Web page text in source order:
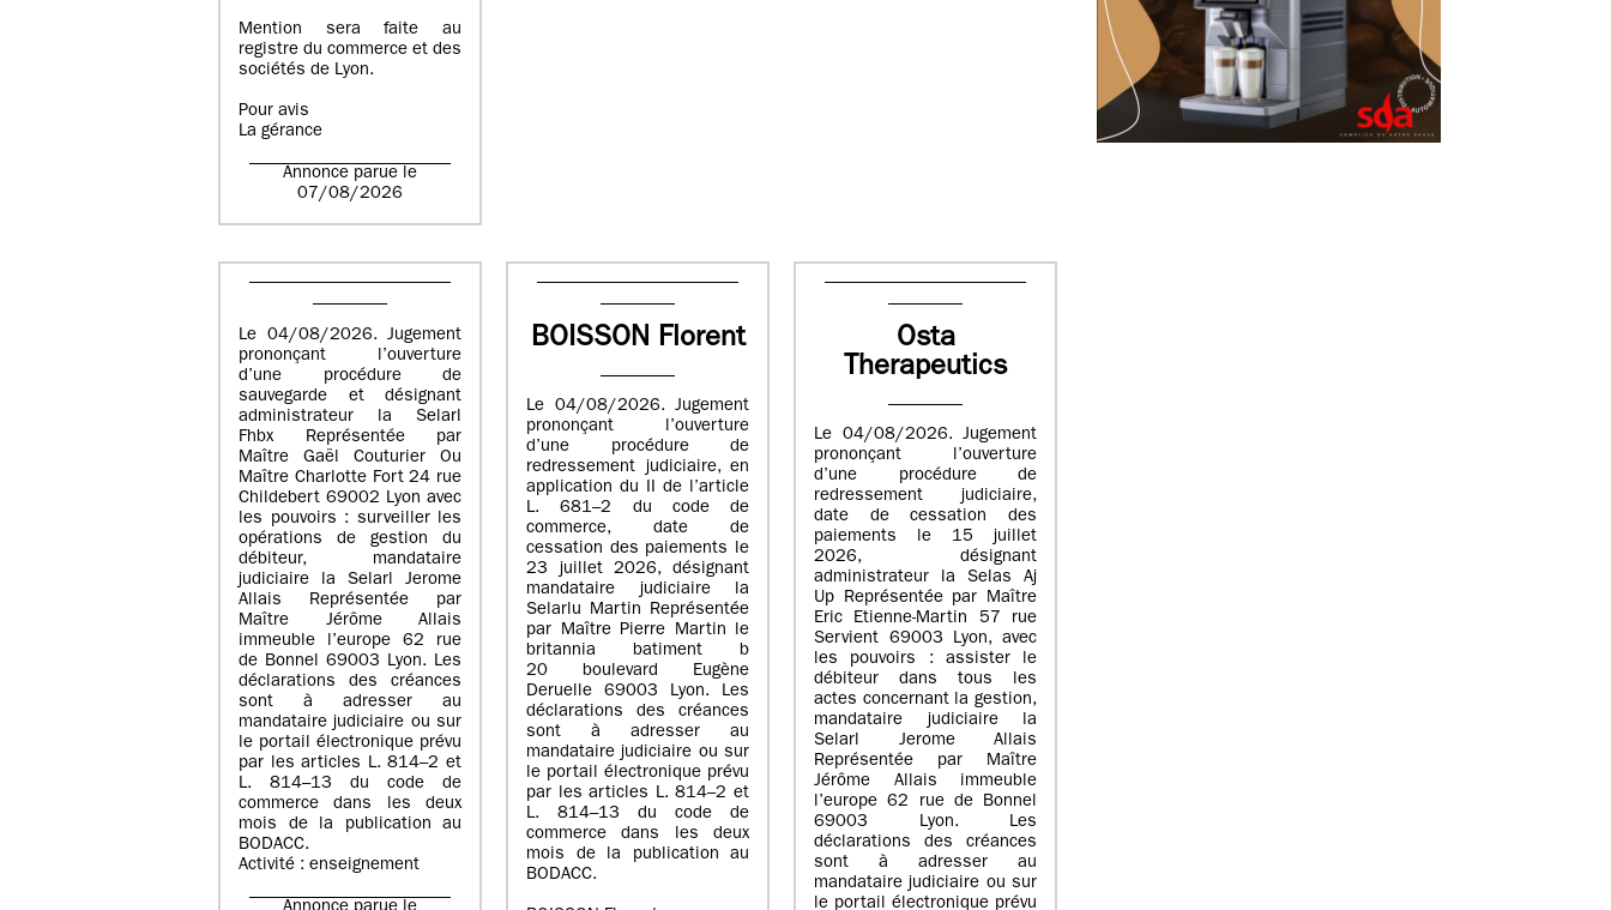
Mention sera faite au
registre du commerce et des
sociétés de Lyon.
Pour avis
La gérance
Annonce parue le
07/08/2026
Le 04/08/2026. Jugement
prononçant l’ouverture
d’une procédure de
sauvegarde et désignant
administrateur la Selarl
Fhbx Représentée par
Maître Gaël Couturier Ou
Maître Charlotte Fort 24 rue
Childebert 69002 Lyon avec
les pouvoirs : surveiller les
opérations de gestion du
débiteur, mandataire
judiciaire la Selarl Jerome
Allais Représentée par
Maître Jérôme Allais
immeuble l’europe 62 rue
de Bonnel 69003 Lyon. Les
déclarations des créances
sont à adresser au
mandataire judiciaire ou sur
le portail électronique prévu
par les articles L. 814–2 et
L. 814–13 du code de
commerce dans les deux
mois de la publication au
BODACC.
Activité : enseignement
BOISSON Florent
Le 04/08/2026. Jugement
prononçant l’ouverture
d’une procédure de
redressement judiciaire, en
application du II de l’article
L. 681–2 du code de
commerce, date de
cessation des paiements le
23 juillet 2026, désignant
mandataire judiciaire la
Selarlu Martin Représentée
par Maître Pierre Martin le
britannia batiment b
20 boulevard Eugène
Deruelle 69003 Lyon. Les
déclarations des créances
sont à adresser au
mandataire judiciaire ou sur
le portail électronique prévu
par les articles L. 814–2 et
L. 814–13 du code de
commerce dans les deux
mois de la publication au
BODACC.
Osta
Therapeutics
Le 04/08/2026. Jugement
prononçant l’ouverture
d’une procédure de
redressement judiciaire,
date de cessation des
paiements le 15 juillet
2026, désignant
administrateur la Selas Aj
Up Représentée par Maître
Eric Etienne-Martin 57 rue
Servient 69003 Lyon, avec
les pouvoirs : assister le
débiteur dans tous les
actes concernant la gestion,
mandataire judiciaire la
Selarl Jerome Allais
Représentée par Maître
Jérôme Allais immeuble
l’europe 62 rue de Bonnel
69003 Lyon. Les
déclarations des créances
sont à adresser au
mandataire judiciaire ou sur
le portail électronique prévu